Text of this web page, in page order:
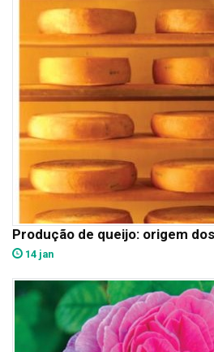
Produção de queijo: origem
14 jan